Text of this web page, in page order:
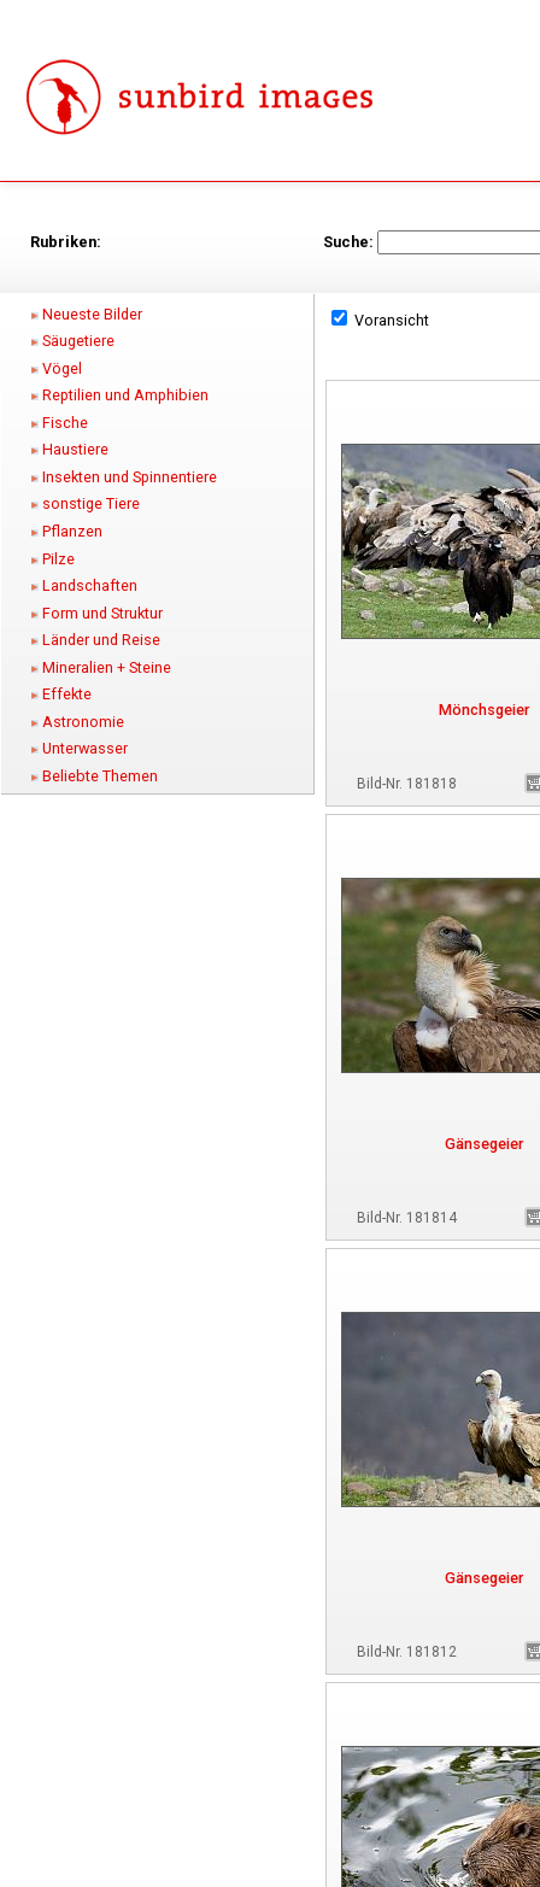
Rubriken: Suche:
Neueste Bilder
Säugetiere
Vögel
Reptilien und Amphibien
Fische
Haustiere
Insekten und Spinnentiere
sonstige Tiere
Pflanzen
Pilze
Landschaften
Form und Struktur
Länder und Reise
Mineralien + Steine
Effekte
Astronomie
Unterwasser
Beliebte Themen
Voransicht
Mönchsgeier
Bild-Nr. 181818
Gänsegeier
Bild-Nr. 181814
Gänsegeier
Bild-Nr. 181812